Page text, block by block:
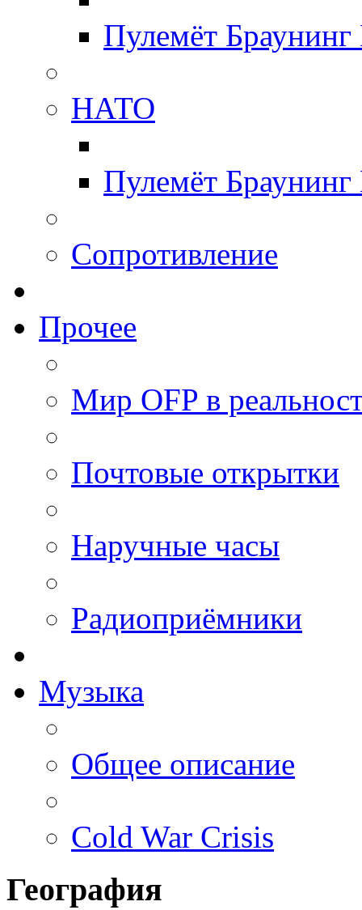
Пулемёт
НАТО
Пулемёт
Сопротивление
Прочее
Мир OFP в
Почтовые открытки
Наручные часы
Радиоприёмники
Музыка
Общее описание
Cold War Crisis
География